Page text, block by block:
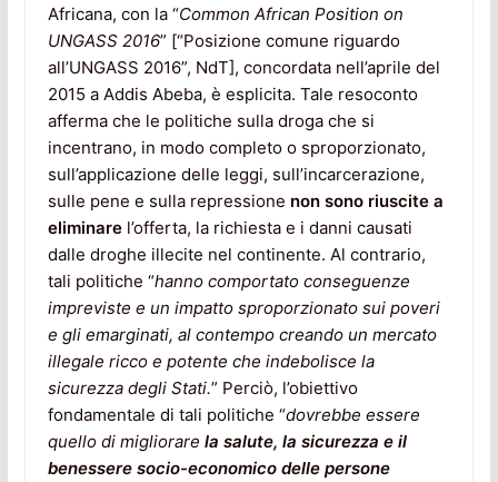
Africana, con la “Common African Position on
UNGASS 2016” [“Posizione comune riguardo
all’UNGASS 2016”, NdT], concordata nell’aprile del
2015 a Addis Abeba, è esplicita. Tale resoconto
afferma che le politiche sulla droga che si
incentrano, in modo completo o sproporzionato,
sull’applicazione delle leggi, sull’incarcerazione,
sulle pene e sulla repressione non sono riuscite a
eliminarel’offerta, la richiesta e i danni causati
dalle droghe illecite nel continente. Al contrario,
tali politiche “hanno comportato conseguenze
impreviste e un impatto sproporzionato sui poveri
e gli emarginati, al contempo creando un mercato
illegale ricco e potente che indebolisce la
sicurezza degli Stati.” Perciò, l’obiettivo
fondamentale di tali politiche “dovrebbe essere
quello di migliorare la salute, la sicurezza e il
benessere socio-economico delle persone